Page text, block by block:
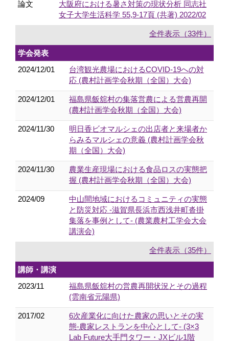
論文
大阪府における暑さ対策の現状分析 同志社
女子大学生活科学 55,9-17頁 (共著) 2022/02
全件表示（33件）
学会発表
2024/12/01
台湾観光農場におけるCOVID-19への対
応 (農村計画学会秋期（全国）大会)
2024/12/01
福島県飯舘村の集落営農による営農再開
(農村計画学会秋期（全国）大会)
2024/11/30
明日香ビオマルシェの出店者と来場者か
らみるマルシェの意義 (農村計画学会秋
期（全国）大会)
2024/11/30
農業生産現場における食品ロスの実態把
握 (農村計画学会秋期（全国）大会)
2024/09
中山間地域におけるコミュニティの実態
と防災対応 -滋賀県長浜市西浅井町沓掛
集落を事例として- (農業農村工学会大会
講演会)
全件表示（35件）
講師・講演
2023/11
福島県飯舘村の営農再開状況とその過程
(雲南省元陽県)
2017/02
6次産業化に向けた農家の思いとその実
態-農家レストランを中心として- (3×3
Lab Future大手門タワー・JXビル1階